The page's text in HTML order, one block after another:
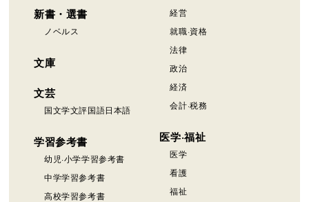
新書・選書
ノベルス
文庫
文芸
国文学文評国語日本語
学習参考書
幼児·小学学習参考書
中学学習参考書
高校学習参考書
経営
就職·資格
法律
政治
経済
会計·税務
医学·福祉
医学
看護
福祉